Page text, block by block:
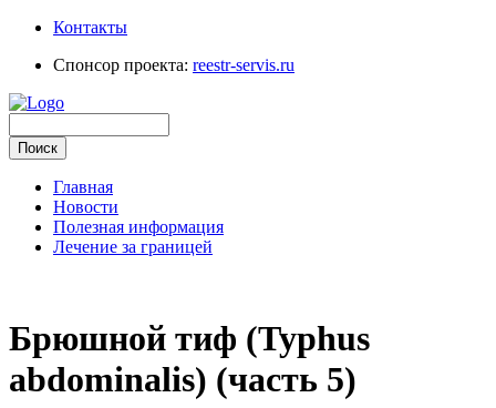
Контакты
Спонсор проекта: reestr-servis.ru
Главная
Новости
Полезная информация
Лечение за границей
Брюшной тиф (Typhus
abdominalis) (часть 5)